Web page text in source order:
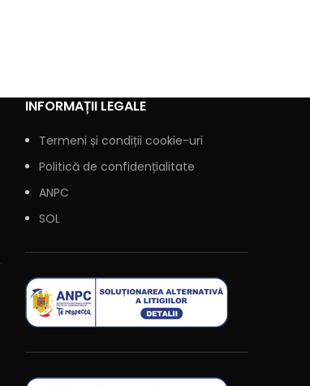
INFORMAȚII LEGALE
Termeni și condiții cookie-uri
Politică de confidențialitate
ANPC
SOL